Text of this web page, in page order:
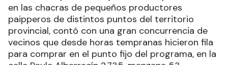
en las chacras de pequeños productores
paipperos de distintos puntos del territorio
provincial, contó con una gran concurrencia de
vecinos que desde horas tempranas hicieron fila
para comprar en el punto fijo del programa, en la